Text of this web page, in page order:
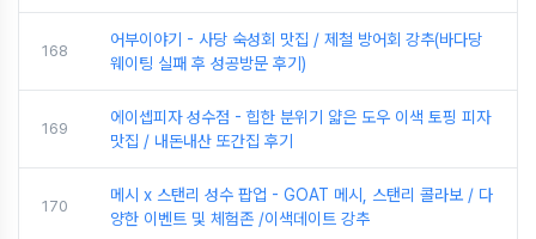
168
어부이야기 - 사당 숙성회 맛집 / 제철 방어회 강추(바다당
웨이팅 실패 후 성공방문 후기)
169
에이셉피자 성수점 - 힙한 분위기 얇은 도우 이색 토핑 피자
맛집 / 내돈내산 또간집 후기
170
메시 x 스탠리 성수 팝업 - GOAT 메시, 스탠리 콜라보 / 다
양한 이벤트 및 체험존 /이색데이트 강추